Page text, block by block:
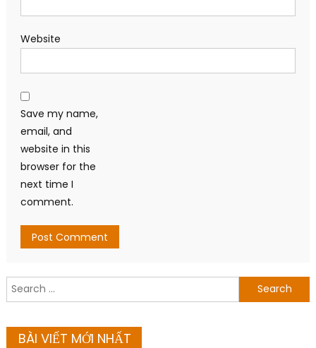
Website
Save my name,
email, and
website in this
browser for the
next time I
comment.
Search
for:
BÀI VIẾT MỚI NHẤT